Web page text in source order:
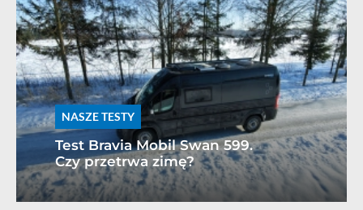
NASZE TESTY
Test Bravia Mobil Swan 599.
Czy przetrwa zimę?